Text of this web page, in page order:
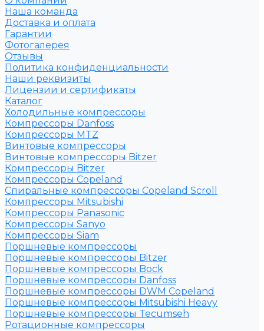
Наша команда
Доставка и оплата
Гарантии
Фотогалерея
Отзывы
Политика конфиденциальности
Наши реквизиты
Лицензии и сертификаты
Каталог
Холодильные компрессоры
Компрессоры Danfoss
Компрессоры MTZ
Винтовые компрессоры
Винтовые компрессоры Bitzer
Компрессоры Bitzer
Компрессоры Copeland
Спиральные компрессоры Copeland Scroll
Компрессоры Mitsubishi
Компрессоры Panasonic
Компрессоры Sanyo
Компрессоры Siam
Поршневые компрессоры
Поршневые компрессоры Bitzer
Поршневые компрессоры Bock
Поршневые компрессоры Danfoss
Поршневые компрессоры DWM Copeland
Поршневые компрессоры Mitsubishi Heavy
Поршневые компрессоры Tecumseh
Ротационные компрессоры